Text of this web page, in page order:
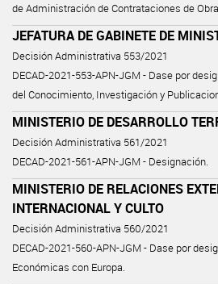
de Administración de Contrataciones de
JEFATURA DE GABINETE DE
Decisión Administrativa 553/2021
DECAD-2021-553-APN-JGM - Dase por
del Conocimiento, Investigación y
MINISTERIO DE DESARROLLO
Decisión Administrativa 561/2021
DECAD-2021-561-APN-JGM - Designación.
MINISTERIO DE RELACIONES
INTERNACIONAL Y CULTO
Decisión Administrativa 560/2021
DECAD-2021-560-APN-JGM - Dase por
Económicas con Europa.